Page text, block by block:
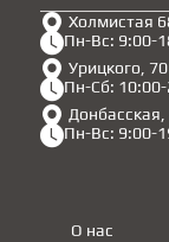
Холмистая
Пн-Вс: 9:00-
Урицкого, 70
Пн-Сб:
Донбасская,
Пн-Вс: 9:00-
О нас